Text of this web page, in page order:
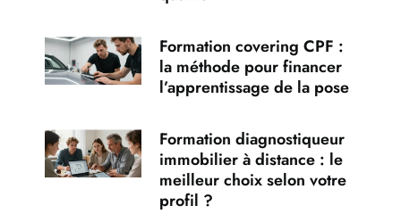
Formation covering CPF :
la méthode pour financer
l’apprentissage de la pose
Formation diagnostiqueur
immobilier à distance : le
meilleur choix selon votre
profil ?